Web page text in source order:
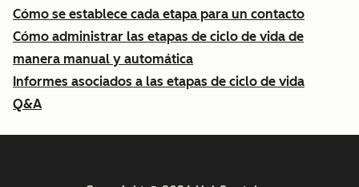
Cómo se establece cada etapa para un contacto
Cómo administrar las etapas de ciclo de vida de
manera manual y automática
Informes asociados a las etapas de ciclo de vida
Q&A